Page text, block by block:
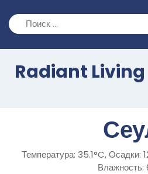
содержимому
Radiant Living
Температура: 35.1°C, Осадки:
Влажность: